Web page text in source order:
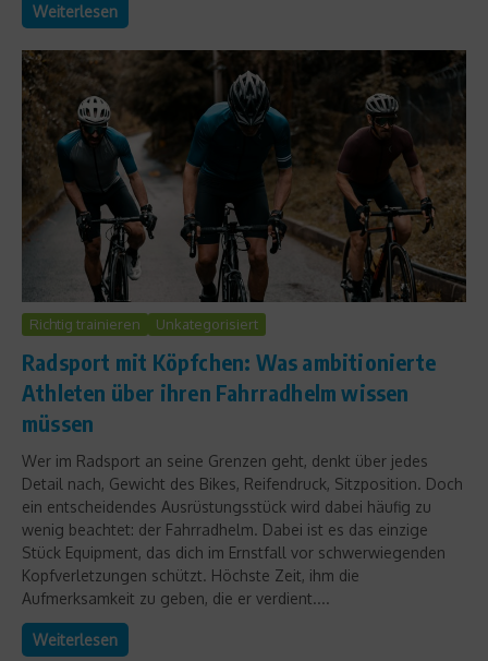
Weiterlesen
Richtig trainieren Unkategorisiert
Radsport mit Köpfchen: Was ambitionierte
Athleten über ihren Fahrradhelm wissen
müssen
Wer im Radsport an seine Grenzen geht, denkt über jedes
Detail nach, Gewicht des Bikes, Reifendruck, Sitzposition. Doch
ein entscheidendes Ausrüstungsstück wird dabei häufig zu
wenig beachtet: der Fahrradhelm. Dabei ist es das einzige
Stück Equipment, das dich im Ernstfall vor schwerwiegenden
Kopfverletzungen schützt. Höchste Zeit, ihm die
Aufmerksamkeit zu geben, die er verdient....
Weiterlesen